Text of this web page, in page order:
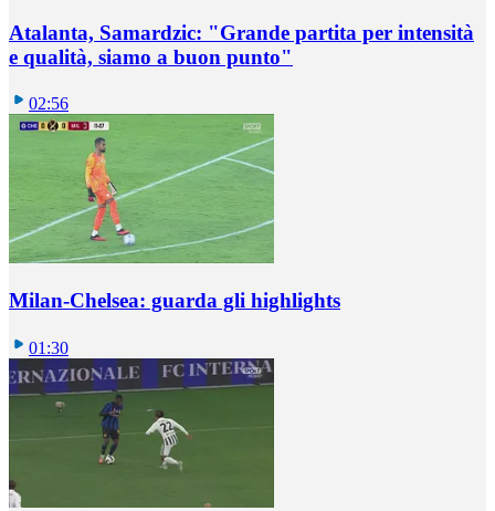
Atalanta, Samardzic: "Grande partita per intensità
e qualità, siamo a buon punto"
02:56
Milan-Chelsea: guarda gli highlights
01:30